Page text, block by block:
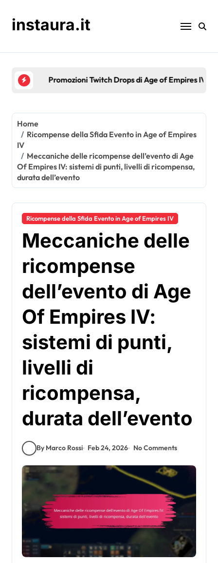
contentinstaura.it
Promozioni Twitch Drops di Age of Empires IV:
Home
Ricompense della Sfida Evento in Age of Empires
IV
Meccaniche delle ricompense dell’evento di Age
Of Empires IV: sistemi di punti, livelli di ricompensa,
durata dell’evento
Ricompense della Sfida Evento in Age of Empires IV
Meccaniche delle
ricompense
dell’evento di Age
Of Empires IV:
sistemi di punti,
livelli di
ricompensa,
durata dell’evento
By Marco Rossi Feb 24, 2026 No Comments